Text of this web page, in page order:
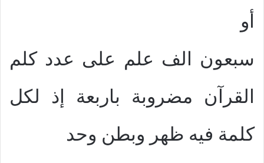
أو
سبعون الف علم على عدد كلم
القرآن مضروبة باربعة إذ لكل
كلمة فيه ظهر وبطن وحد